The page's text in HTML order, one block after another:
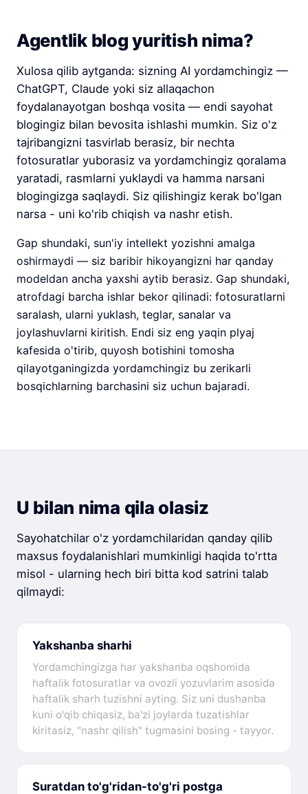
Agentlik blog yuritish nima?
Xulosa qilib aytganda: sizning AI yordamchingiz —
ChatGPT, Claude yoki siz allaqachon
foydalanayotgan boshqa vosita — endi sayohat
blogingiz bilan bevosita ishlashi mumkin. Siz o'z
tajribangizni tasvirlab berasiz, bir nechta
fotosuratlar yuborasiz va yordamchingiz qoralama
yaratadi, rasmlarni yuklaydi va hamma narsani
blogingizga saqlaydi. Siz qilishingiz kerak bo'lgan
narsa - uni ko'rib chiqish va nashr etish.
Gap shundaki, sun'iy intellekt yozishni amalga
oshirmaydi — siz baribir hikoyangizni har qanday
modeldan ancha yaxshi aytib berasiz. Gap shundaki,
atrofdagi barcha ishlar bekor qilinadi: fotosuratlarni
saralash, ularni yuklash, teglar, sanalar va
joylashuvlarni kiritish. Endi siz eng yaqin plyaj
kafesida o'tirib, quyosh botishini tomosha
qilayotganingizda yordamchingiz bu zerikarli
bosqichlarning barchasini siz uchun bajaradi.
U bilan nima qila olasiz
Sayohatchilar o'z yordamchilaridan qanday qilib
maxsus foydalanishlari mumkinligi haqida to'rtta
misol - ularning hech biri bitta kod satrini talab
qilmaydi:
Yakshanba sharhi
Yordamchingizga har yakshanba oqshomida
haftalik fotosuratlar va ovozli yozuvlarim asosida
haftalik sharh tuzishni ayting. Siz uni dushanba
kuni o'qib chiqasiz, ba'zi joylarda tuzatishlar
kiritasiz, "nashr qilish" tugmasini bosing - tayyor.
Suratdan to'g'ridan-to'g'ri postga